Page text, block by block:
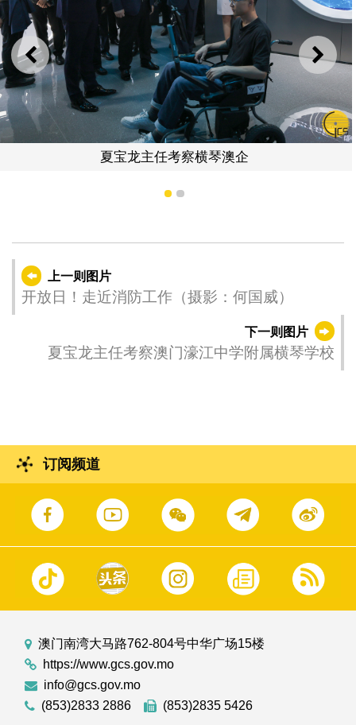
上一则 下一
夏宝龙主任考察横琴澳企
1 2
上一则图片
开放日！走近消防工作（摄影：何国威）
下一则图片
夏宝龙主任考察澳门濠江中学附属横琴学校
订阅频道
澳门南湾大马路762-804号中华广场15楼
https://www.gcs.gov.mo
info@gcs.gov.mo
(853)2833 2886
(853)2835 5426